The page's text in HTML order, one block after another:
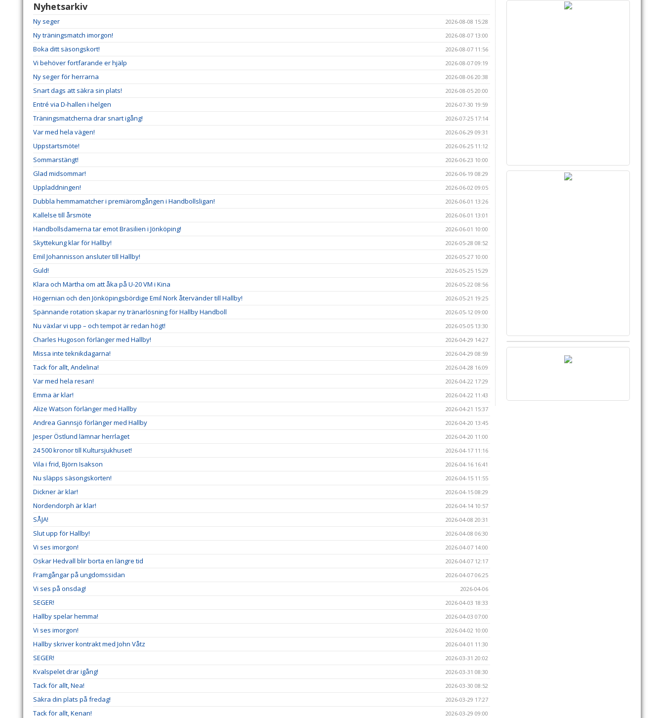
Nyhetsarkiv
Ny seger 2026-08-08 15:28
Ny träningsmatch imorgon! 2026-08-07 13:00
Boka ditt säsongskort! 2026-08-07 11:56
Vi behöver fortfarande er hjälp 2026-08-07 09:19
Ny seger för herrarna 2026-08-06 20:38
Snart dags att säkra sin plats! 2026-08-05 20:00
Entré via D-hallen i helgen 2026-07-30 19:59
Träningsmatcherna drar snart igång! 2026-07-25 17:14
Var med hela vägen! 2026-06-29 09:31
Uppstartsmöte! 2026-06-25 11:12
Sommarstängt! 2026-06-23 10:00
Glad midsommar! 2026-06-19 08:29
Uppladdningen! 2026-06-02 09:05
Dubbla hemmamatcher i premiäromgången i Handbollsligan! 2026-06-01 13:26
Kallelse till årsmöte 2026-06-01 13:01
Handbollsdamerna tar emot Brasilien i Jönköping! 2026-06-01 10:00
Skyttekung klar för Hallby! 2026-05-28 08:52
Emil Johannisson ansluter till Hallby! 2026-05-27 10:00
Guld! 2026-05-25 15:29
Klara och Märtha om att åka på U-20 VM i Kina 2026-05-22 08:56
Högernian och den Jönköpingsbördige Emil Nork återvänder till Hallby! 2026-05-21 19:25
Spännande rotation skapar ny tränarlösning för Hallby Handboll 2026-05-12 09:00
Nu växlar vi upp – och tempot är redan högt! 2026-05-05 13:30
Charles Hugoson förlänger med Hallby! 2026-04-29 14:27
Missa inte teknikdagarna! 2026-04-29 08:59
Tack för allt, Andelina! 2026-04-28 16:09
Var med hela resan! 2026-04-22 17:29
Emma är klar! 2026-04-22 11:43
Alize Watson förlänger med Hallby 2026-04-21 15:37
Andrea Gannsjö förlänger med Hallby 2026-04-20 13:45
Jesper Östlund lämnar herrlaget 2026-04-20 11:00
24 500 kronor till Kultursjukhuset! 2026-04-17 11:16
Vila i frid, Björn Isakson 2026-04-16 16:41
Nu släpps säsongskorten! 2026-04-15 11:55
Dickner är klar! 2026-04-15 08:29
Nordendorph är klar! 2026-04-14 10:57
SÅJA! 2026-04-08 20:31
Slut upp för Hallby! 2026-04-08 06:30
Vi ses imorgon! 2026-04-07 14:00
Oskar Hedvall blir borta en längre tid 2026-04-07 12:17
Framgångar på ungdomssidan 2026-04-07 06:25
Vi ses på onsdag! 2026-04-06
SEGER! 2026-04-03 18:33
Hallby spelar hemma! 2026-04-03 07:00
Vi ses imorgon! 2026-04-02 10:00
Hallby skriver kontrakt med John Våtz 2026-04-01 11:30
SEGER! 2026-03-31 20:02
Kvalspelet drar igång! 2026-03-31 08:30
Tack för allt, Nea! 2026-03-30 08:52
Säkra din plats på fredag! 2026-03-29 17:27
Tack för allt, Kenan! 2026-03-29 09:00